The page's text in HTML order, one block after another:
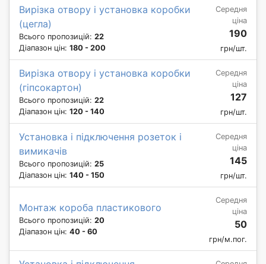
Вирізка отвору і установка коробки
(цегла)
Всього пропозицій: 22
Діапазон цін: 180 - 200
Середня
ціна
190
грн/шт.
Вирізка отвору і установка коробки
(гіпсокартон)
Всього пропозицій: 22
Діапазон цін: 120 - 140
Середня
ціна
127
грн/шт.
Установка і підключення розеток і
вимикачів
Всього пропозицій: 25
Діапазон цін: 140 - 150
Середня
ціна
145
грн/шт.
Монтаж короба пластикового
Всього пропозицій: 20
Діапазон цін: 40 - 60
Середня
ціна
50
грн/м.пог.